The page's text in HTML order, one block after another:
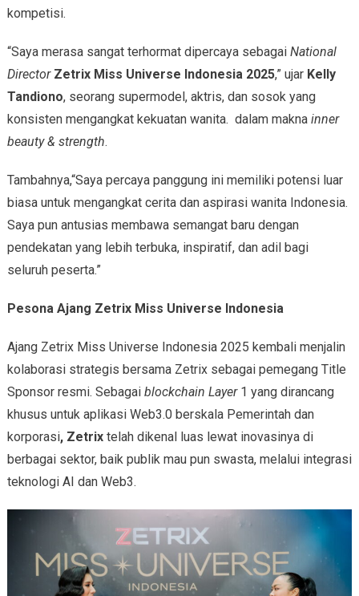
kompetisi.
“Saya merasa sangat terhormat dipercaya sebagai National
Director Zetrix Miss Universe Indonesia 2025,” ujar Kelly
Tandiono, seorang supermodel, aktris, dan sosok yang
konsisten mengangkat kekuatan wanita. dalam makna inner
beauty & strength.
Tambahnya,“Saya percaya panggung ini memiliki potensi luar
biasa untuk mengangkat cerita dan aspirasi wanita Indonesia.
Saya pun antusias membawa semangat baru dengan
pendekatan yang lebih terbuka, inspiratif, dan adil bagi
seluruh peserta.”
Pesona Ajang Zetrix Miss Universe Indonesia
Ajang Zetrix Miss Universe Indonesia 2025 kembali menjalin
kolaborasi strategis bersama Zetrix sebagai pemegang Title
Sponsor resmi. Sebagai blockchain Layer1 yang dirancang
khusus untuk aplikasi Web3.0 berskala Pemerintah dan
korporasi, Zetrixtelah dikenal luas lewat inovasinya di
berbagai sektor, baik publik mau pun swasta, melalui integrasi
teknologi AI dan Web3.